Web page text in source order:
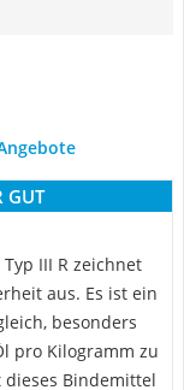
GUT
III R zeichnet
aus. Es ist ein
besonders
pro Kilogramm zu
dieses Bindemittel